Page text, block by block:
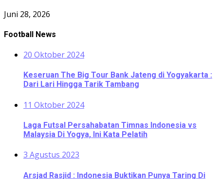
Juni 28, 2026
Football News
20 Oktober 2024
Keseruan The Big Tour Bank Jateng di Yogyakarta :
Dari Lari Hingga Tarik Tambang
11 Oktober 2024
Laga Futsal Persahabatan Timnas Indonesia vs
Malaysia Di Yogya, Ini Kata Pelatih
3 Agustus 2023
Arsjad Rasjid : Indonesia Buktikan Punya Taring Di